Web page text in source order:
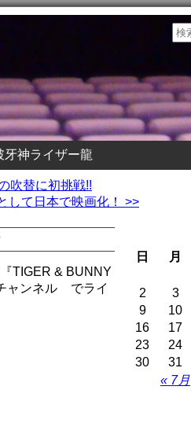
牙神ライザー龍
吹替に初挑戦!!
して日本で映画化！ >>
TIGER & BUNNY
ャンネル
でライ
日
月
« 7月
2
3
9
10
16
17
23
24
30
31